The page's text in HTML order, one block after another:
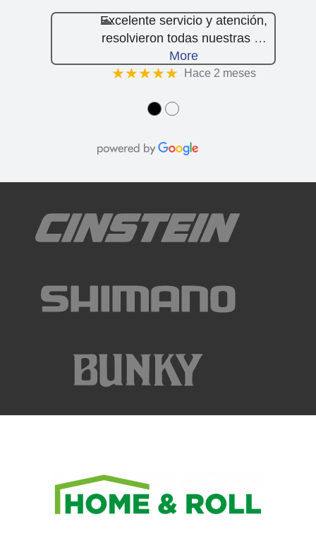
Excelente servicio y atención,
resolvieron todas nuestras …
More
★★★★★ Hace 2 meses
●●